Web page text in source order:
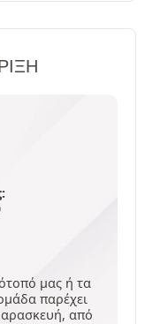
μας ή τα
παρέχει
από